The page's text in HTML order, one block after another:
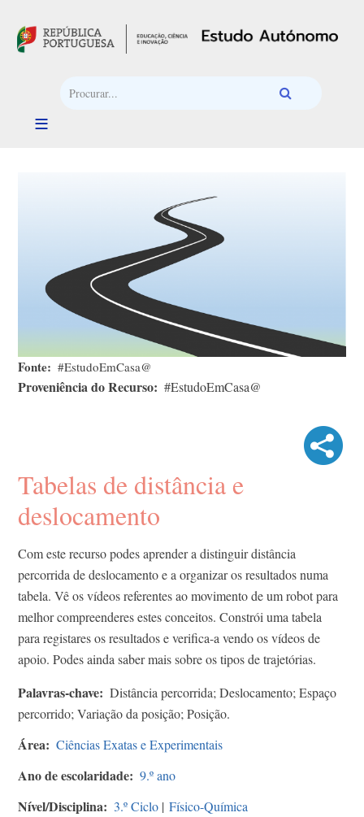
Fonte #EstudoEmCasa@
Proveniência do Recurso #EstudoEmCasa@
Tabelas de distância e
deslocamento
Com este recurso podes aprender a distinguir distância
percorrida de deslocamento e a organizar os resultados numa
tabela. Vê os vídeos referentes ao movimento de um robot para
melhor compreenderes estes conceitos. Constrói uma tabela
para registares os resultados e verifica-a vendo os vídeos de
apoio. Podes ainda saber mais sobre os tipos de trajetórias.
Palavras-chave
Distância percorrida; Deslocamento; Espaço
percorrido; Variação da posição; Posição.
Área Ciências Exatas e Experimentais
Ano de escolaridade 9.º ano
Nível/Disciplina 3.º Ciclo | Físico-Química